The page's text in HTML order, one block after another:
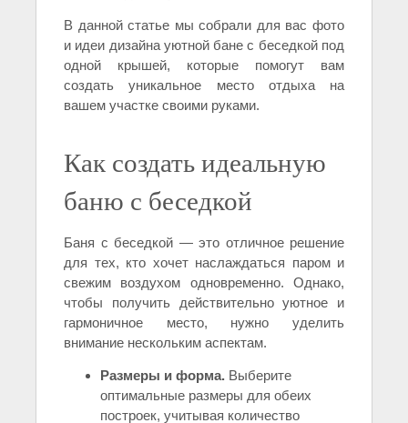
В данной статье мы собрали для вас фото
и идеи дизайна уютной бане с беседкой под
одной крышей, которые помогут вам
создать уникальное место отдыха на
вашем участке своими руками.
Как создать идеальную
баню с беседкой
Баня с беседкой — это отличное решение
для тех, кто хочет наслаждаться паром и
свежим воздухом одновременно. Однако,
чтобы получить действительно уютное и
гармоничное место, нужно уделить
внимание нескольким аспектам.
Размеры и форма. Выберите
оптимальные размеры для обеих
построек, учитывая количество